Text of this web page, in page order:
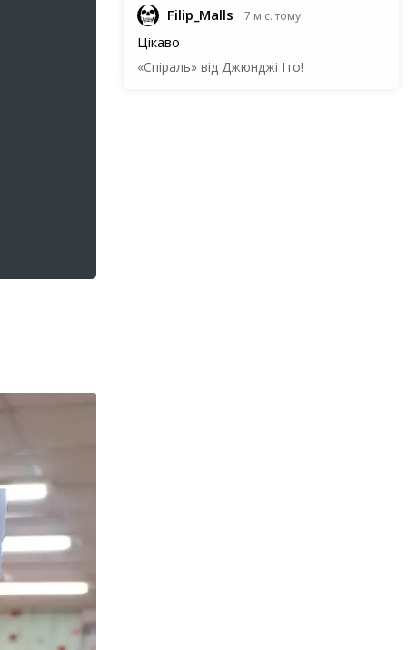
Filip_Malls 7 міс. тому
Цікаво
«Спіраль» від Джюнджі Іто!